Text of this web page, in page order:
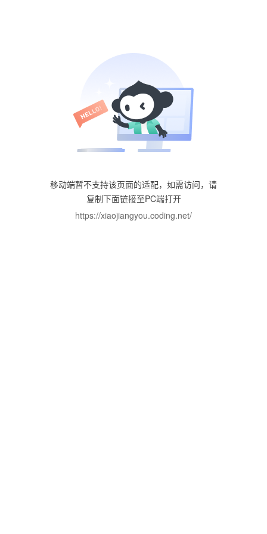
移动端暂不支持该页面的适配，如需访问，请
复制下面链接至PC端打开
https://xiaojiangyou.coding.net/